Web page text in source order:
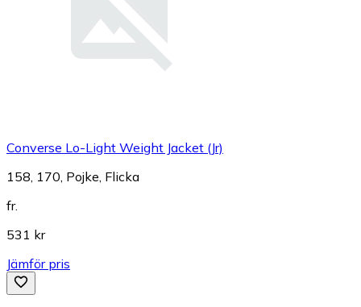
Converse Lo-Light Weight Jacket (Jr)
158, 170, Pojke, Flicka
fr.
531 kr
Jämför pris